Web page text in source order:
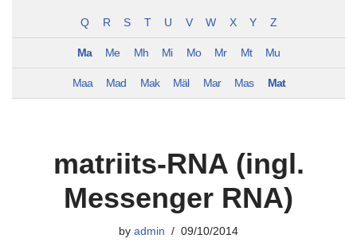
Q R S T U V W X Y Z
Ma Me Mh Mi Mo Mr Mt Mu
Maa Mad Mak Mäl Mar Mas Mat
matriits-RNA (ingl.
Messenger RNA)
by admin 09/10/2014